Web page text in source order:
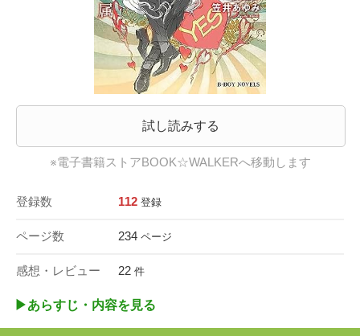
試し読みする
※電子書籍ストアBOOK☆WALKERへ移動します
登録数 112 登録
ページ数 234 ページ
感想・レビュー 22 件
▶︎あらすじ・内容を見る